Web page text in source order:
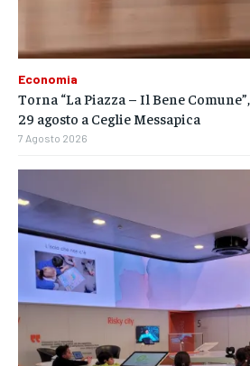
Economia
Torna “La Piazza – Il Bene
29 agosto a Ceglie Messapica
7 Agosto 2026